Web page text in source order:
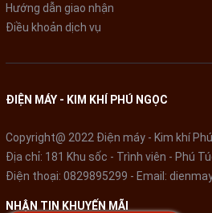
Hướng dẫn giao nhận
Điều khoản dịch vụ
ĐIỆN MÁY - KIM KHÍ PHÚ NGỌC
Copyright@ 2022 Điện máy - Kim khí
Địa chỉ: 181 Khu sốc - Trình viên - Phú
Điện thoại: 0829895299 - Email:
NHẬN TIN KHUYẾN MÃI